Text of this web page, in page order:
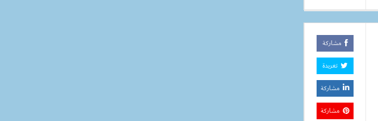
مشاركة
تغريدة
مشاركة
مشاركة